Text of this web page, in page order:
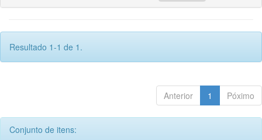
Resultado 1-1 de 1.
Anterior 1 Póximo
Conjunto de itens: